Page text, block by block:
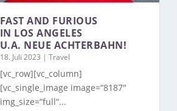
FAST AND FURIOUS
IN LOS ANGELES
U.A. NEUE ACHTERBAHN!
18. Juli 2023 | Travel
[vc_row][vc_column]
[vc_single_image image=“8187″
img_size=“full“...